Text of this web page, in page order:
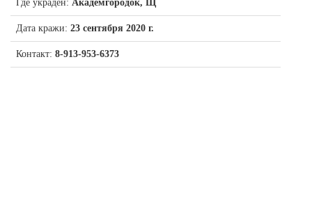
Где украден: Академгородок, Щ
Дата кражи: 23 сентября 2020 г.
Контакт: 8-913-953-6373